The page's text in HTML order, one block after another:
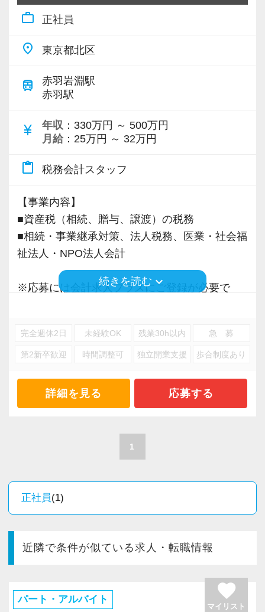
work_outline 正社員
place 東京都北区
train
赤羽岩淵駅
赤羽駅
currency_yen 年収 ：330万円 ～ 500万円
月給 ：25万円 ～ 32万円
content_paste 税務会計スタッフ
【事業内容】
■資産税（相続、贈与、譲渡）の税務
■相続・事業継承対策、法人税務、医業・社会福
祉法人・NPO法人会計
※応募には会計求人プラスにご登録が必要で
続きを読むkeyboard_arrow_down
完全週休2日 未経験OK 残業30h以内 急 募
第2新卒歓迎 時間調整可 独立開業支援 歩合制度あり
詳細を見る 応募する
1
正社員(1)
近隣で条件が似ている求人・転職情報
パート・アルバイト favorite
マイリスト